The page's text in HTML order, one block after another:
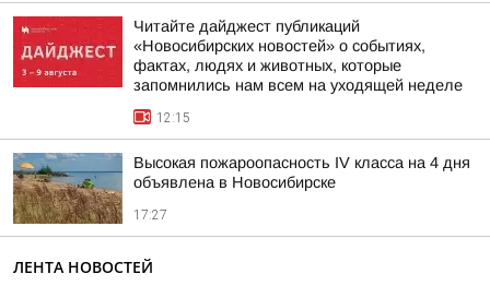
Читайте дайджест публикаций
«Новосибирских новостей» о событиях,
фактах, людях и животных, которые
запомнились нам всем на уходящей неделе
12:15
Высокая пожароопасность IV класса на 4 дня
объявлена в Новосибирске
17:27
ЛЕНТА НОВОСТЕЙ